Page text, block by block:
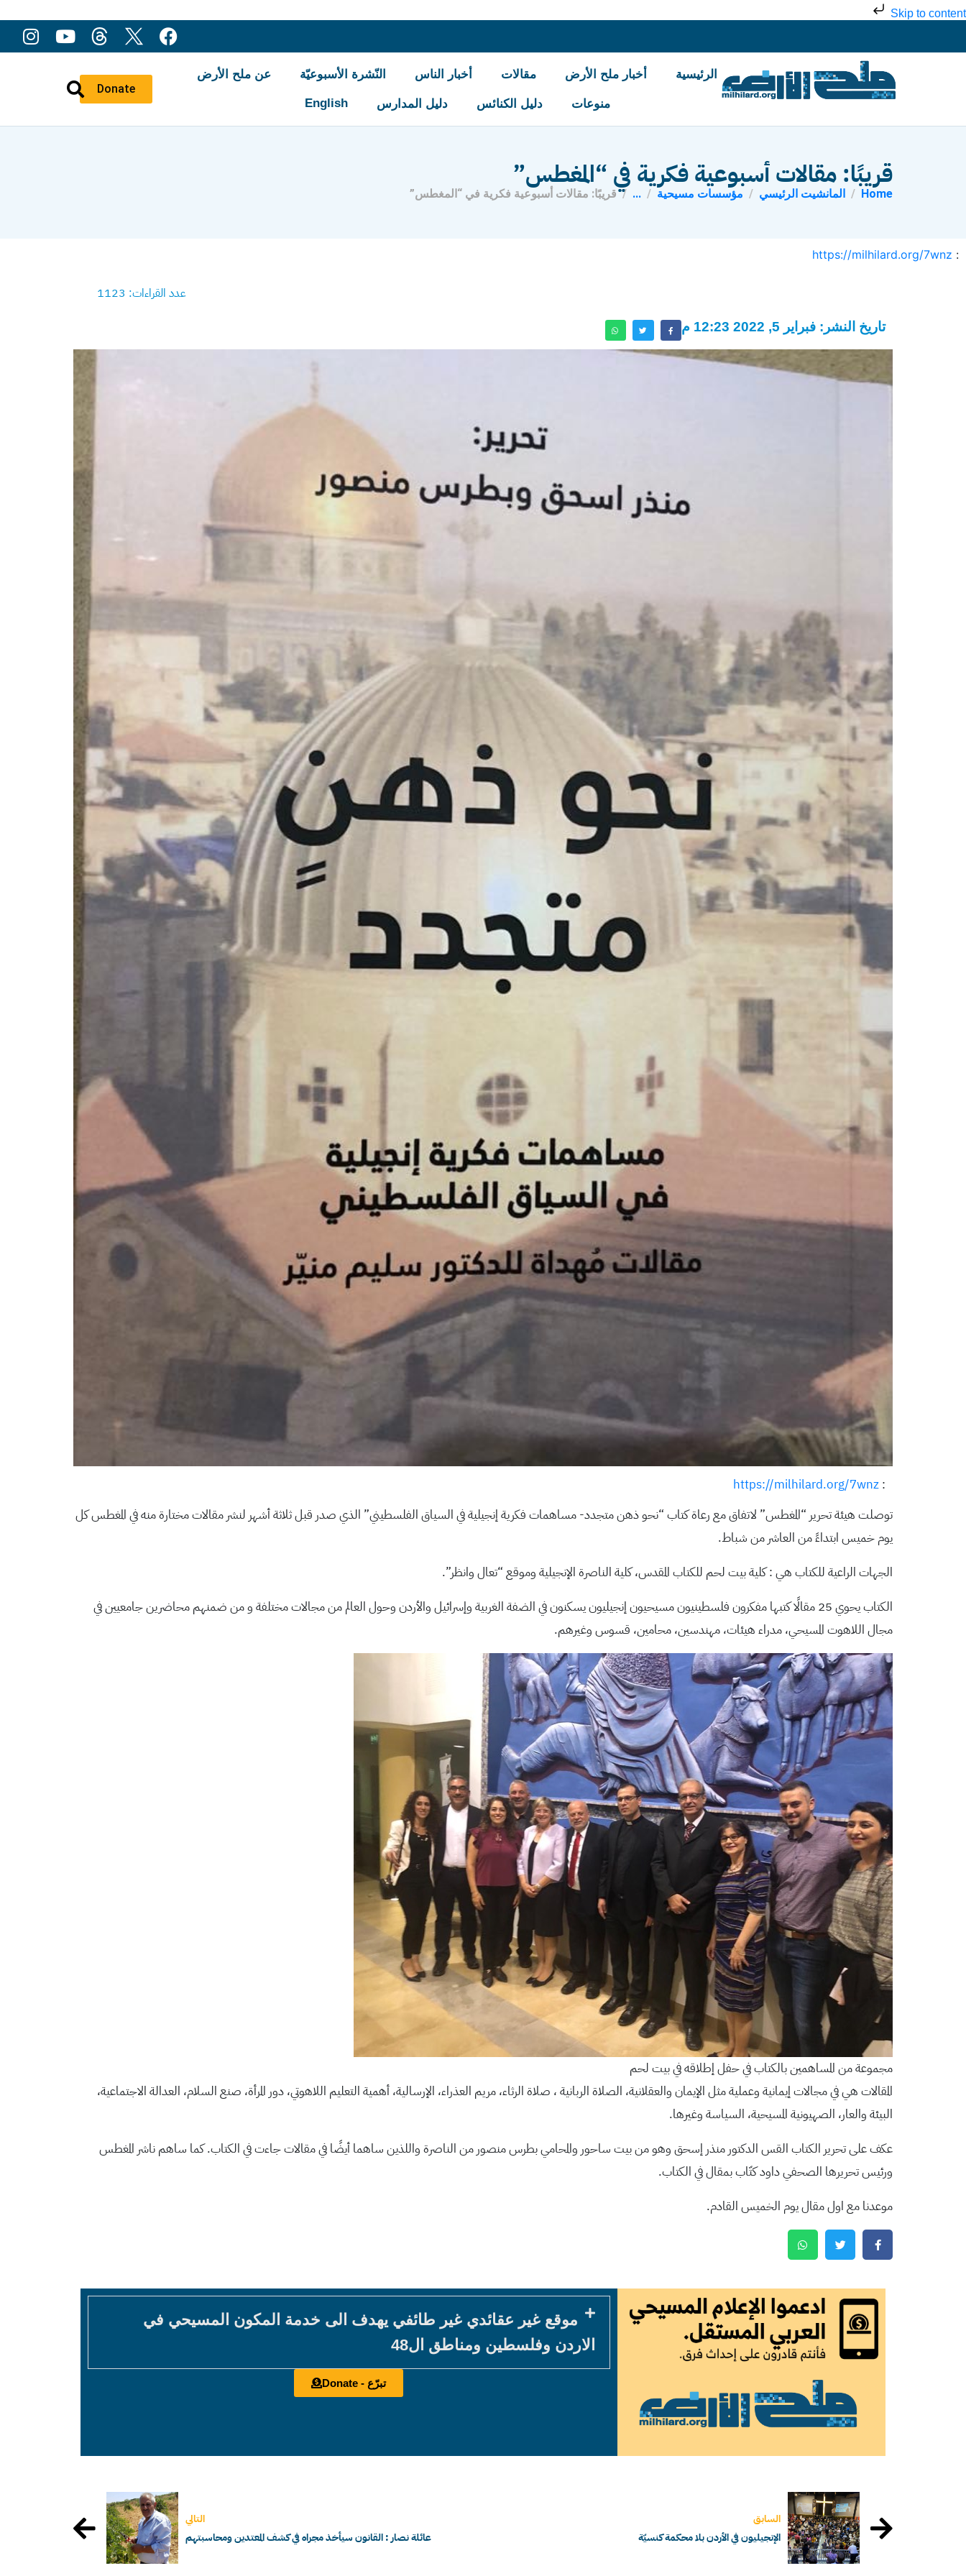
Skip to content
Donate
الرئيسية أخبار ملح الأرض مقالات أخبار الناس النّشرة الأسبوعيّة عن ملح الأرض
منوعات دليل الكنائس دليل المدارس English
قريبًا: مقالات أسبوعية فكرية في “المغطس”
Home المانشيت الرئيسي مؤسسات مسيحية ... قريبًا: مقالات أسبوعية فكرية في “المغطس”
:
https://milhilard.org/7wnz
عدد القراءات: 1123
تاريخ النشر: فبراير 5, 2022 12:23 م
:
https://milhilard.org/7wnz
توصلت هيئة تحرير “المغطس” لاتفاق مع رعاة كتاب “نحو ذهن متجدد- مساهمات فكرية إنجيلية في السياق الفلسطيني” الذي صدر قبل ثلاثة أشهر لنشر مقالات مختارة منه في المغطس كل
يوم خميس ابتداءً من العاشر من شباط.
الجهات الراعية للكتاب هي : كلية بيت لحم للكتاب المقدس، كلية الناصرة الإنجيلية وموقع “تعال وانظر”.
الكتاب يحوي 25 مقالًا كتبها مفكرون فلسطينيون مسيحيون إنجيليون يسكنون في الضفة الغربية وإسرائيل والأردن وحول العالم من مجالات مختلفة و من ضمنهم محاضرين جامعيين في
مجال اللاهوت المسيحي، مدراء هيئات، مهندسين، محامين، قسوس وغيرهم.
مجموعة من المساهمين بالكتاب في حفل إطلاقه في بيت لحم
المقالات هي في مجالات إيمانية وعملية مثل الإيمان والعقلانية، الصلاة الربانية ، صلاة الرثاء، مريم العذراء، الإرسالية، أهمية التعليم اللاهوتي، دور المرأة، صنع السلام، العدالة الاجتماعية،
البيئة والعار، الصهيونية المسيحية، السياسة وغيرها.
عكف على تحرير الكتاب القس الدكتور منذر إسحق وهو من بيت ساحور والمحامي بطرس منصور من الناصرة واللذين ساهما أيضًا في مقالات جاءت في الكتاب. كما ساهم ناشر المغطس
ورئيس تحريرها الصحفي داود كتّاب بمقال في الكتاب.
موعدنا مع اول مقال يوم الخميس القادم.
موقع غير عقائدي غير طائفي يهدف الى خدمة المكون المسيحي في
الاردن وفلسطين ومناطق ال48
تبرّع - Donate
السابق
الإنجيليون في الأردن بلا محكمة كنسيّة
التالي
عائلة نصار : القانون سيأخذ مجراه في كشف المعتدين ومحاسبتهم